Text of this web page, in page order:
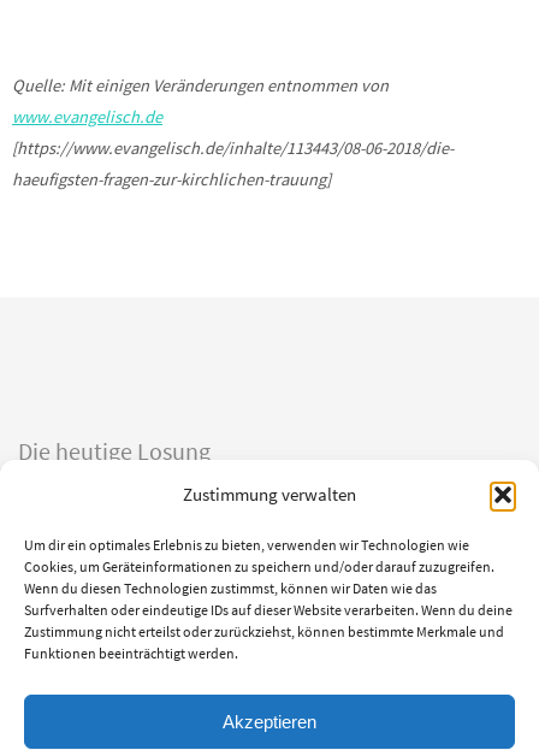
Zustimmung verwalten
Um dir ein optimales Erlebnis zu bieten, verwenden wir Technologien wie
Cookies, um Geräteinformationen zu speichern und/oder darauf zuzugreifen.
Wenn du diesen Technologien zustimmst, können wir Daten wie das
Surfverhalten oder eindeutige IDs auf dieser Website verarbeiten. Wenn du deine
Zustimmung nicht erteilst oder zurückziehst, können bestimmte Merkmale und
Funktionen beeinträchtigt werden.
Akzeptieren
Quelle: Mit einigen Veränderungen entnommen von
www.evangelisch.de
[https://www.evangelisch.de/inhalte/113443/08-06-2018/die-
haeufigsten-fragen-zur-kirchlichen-trauung]
Die heutige Losung
Siehe, was ich früher verkündigt habe, ist gekommen. So verkündige ich
auch Neues; ehe denn es sprosst, lasse ich’s euch hören.
Jesaja 42,9
Der Menschensohn ist’s, der den guten Samen sät. Der Acker ist die Welt.
Matthäus 13,37-38
© Evangelische Brüder-Unität – Herrnhuter Brüdergemeine